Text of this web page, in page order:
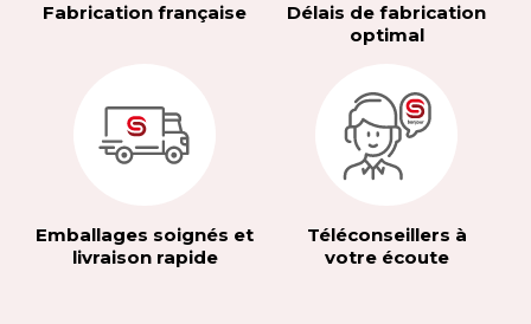
Fabrication française
Délais de fabrication
optimal
Emballages soignés et
livraison rapide
Téléconseillers à
votre écoute